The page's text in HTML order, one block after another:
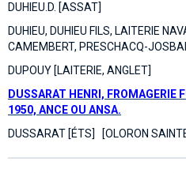
DUHIEU.D. [ASSAT]
DUHIEU, DUHIEU FILS, LAITERIE
CAMEMBERT, PRESCHACQ-
DUPOUY [LAITERIE, ANGLET]
DUSSARAT HENRI, FROMAGERIE
1950, ANCE OU ANSA.
DUSSARAT [ÉTS] [OLORON